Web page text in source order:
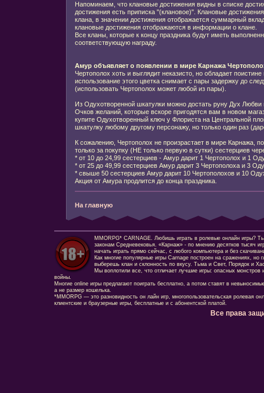
Напоминаем, что клановые достижения видны в списке
достижения есть приписка "(клановое)". Клановые
клана, в значении достижения отображается суммарный
клановые достижения отображаются в информации о клане.
Все кланы, которые к концу праздника будут иметь
соответствующую награду.
Амур объявляет о появлении в мире Карнажа
Чертополох хоть и выглядит неказисто, но обладает
использование этого цветка снимает с пары задержку до
(использовать Чертополох может любой из пары).
Из Одухотворенной шкатулки можно достать руну Дух
Очков желаний, которые вскоре пригодятся вам в новом
купите Одухотворенный ключ у Флориста на Центральной
шкатулку любому другому персонажу, но только один раз
К сожалению, Чертополох не произрастает в мире Карнажа,
только за покупку (НЕ только первую в сутки) сестерциев
* от 10 до 24,99 сестерциев - Амур дарит 1 Чертополох и 1
* от 25 до 49,99 сестерциев Амур дарит 3 Чертополоха и 3
* свыше 50 сестерциев Амур дарит 10 Чертополохов и 10
Акция от Амура продлится до конца праздника.
На главную
MMORPG* CARNAGE. Любишь играть в ролевые онлайн игры?
законам Средневековья. «Карнаж» - по мнению десятков тысяч
начать играть прямо сейчас, с любого компьютера и без
Как многие популярные игры Carnage построен на сражениях, но
выберешь клан и склонность по вкусу. Тьма и Свет, Порядок и
Мы воплотили все, что отличает лучшие игры: опасных монстров
войны.
Многие online игры предлагают поиграть бесплатно, а потом ставят в
а не размер кошелька.
*MMORPG — это разновидность он лайн игр, многопользовательская ролевая
клиентские и браузерные игры, бесплатные и с абонентской платой.
Все права